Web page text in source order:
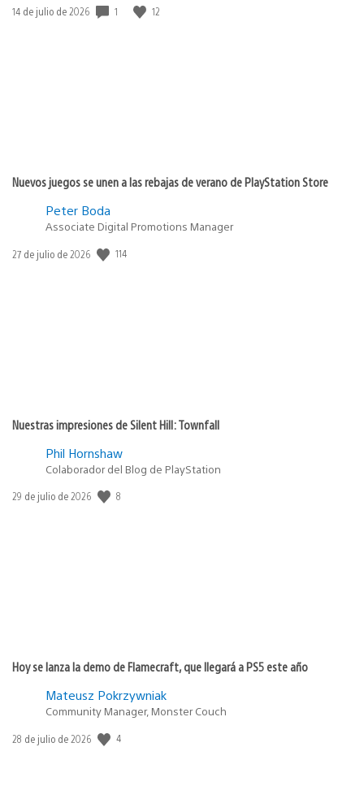
Fecha
14 de julio de 2026 1 12
Nuevos juegos se unen a las rebajas de verano de PlayStation Store
Peter Boda
Associate Digital Promotions Manager
Fecha
27 de julio de 2026 114
Nuestras impresiones de Silent Hill: Townfall
Phil Hornshaw
Colaborador del Blog de PlayStation
Fecha
29 de julio de 2026 8
Hoy se lanza la demo de Flamecraft, que llegará a PS5 este año
Mateusz Pokrzywniak
Community Manager, Monster Couch
Fecha
28 de julio de 2026 4